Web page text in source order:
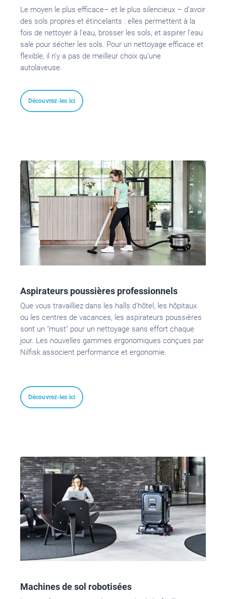
Le moyen le plus efficace– et le plus silencieux – d’avoir
des sols propres et étincelants : elles permettent à la
fois de nettoyer à l'eau, brosser les sols, et aspirer l'eau
sale pour sécher les sols. Pour un nettoyage efficace et
flexible, il n’y a pas de meilleur choix qu’une
autolaveuse.
Découvrez-les ici
Aspirateurs poussières professionnels
Que vous travailliez dans les halls d’hôtel, les hôpitaux
ou les centres de vacances, les aspirateurs poussières
sont un "must" pour un nettoyage sans effort chaque
jour. Les nouvelles gammes ergonomiques conçues par
Nilfisk associent performance et ergonomie.
Découvrez-les ici
Machines de sol robotisées